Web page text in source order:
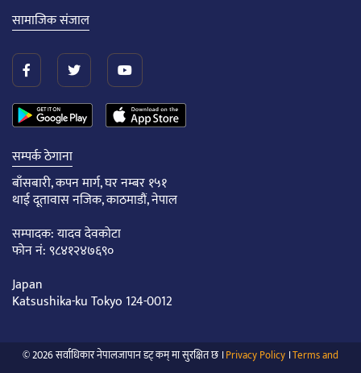
सामाजिक संजाल
सम्पर्क ठेगाना
बाँसबारी, कपन मार्ग, घर नम्बर १५१
थाई दूतावास नजिक, काठमाडौं, नेपाल
सम्पादक: यादव देवकोटा
फोन नं: ९८४१२४७६९०
Japan
Katsushika-ku Tokyo 124-0012
© 2026 सर्वाधिकार नेपालजापान डट् कम् मा सुरक्षित छ ।Privacy Policy ।Terms and